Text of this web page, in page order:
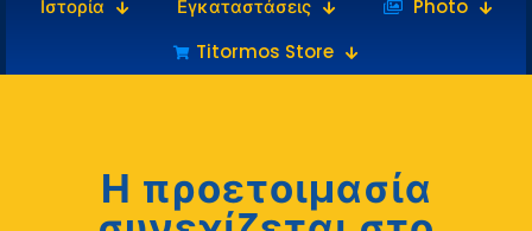
Ιστορία
Εγκαταστάσεις
‎‏‏‎ ‎Photo
Titormos Store
Η προετοιμασία